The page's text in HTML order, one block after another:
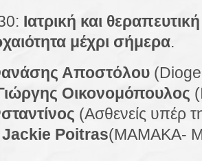
Ιατρική και
μέχρι σήμερα.
Αποστόλου (
Οικονομόπουλος
(Ασθενείς υπέρ
Jackie Poitras(MAMAKA-